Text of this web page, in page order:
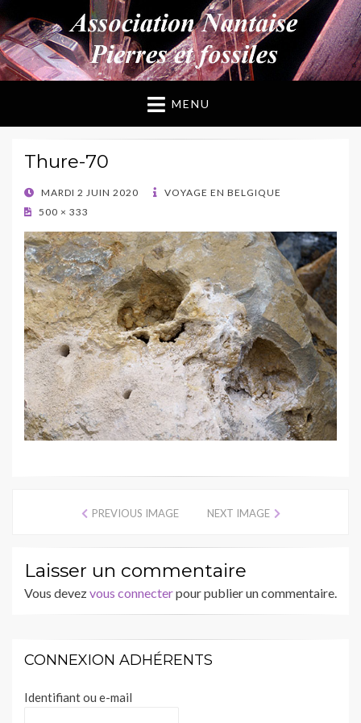
ANPF
Association Nantaise Pierres et Fossiles
MENU
Thure-70
POSTED
ON
MARDI 2 JUIN 2020
VOYAGE EN BELGIQUE
500 × 333
PREVIOUS IMAGE NEXT IMAGE
Laisser un commentaire
Vous devezvous connecterpour publier un commentaire.
CONNEXION ADHÉRENTS
Identifiant ou e-mail